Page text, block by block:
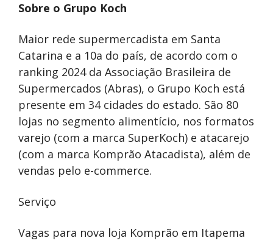
Sobre o Grupo Koch
Maior rede supermercadista em Santa
Catarina e a 10a do país, de acordo com o
ranking 2024 da Associação Brasileira de
Supermercados (Abras), o Grupo Koch está
presente em 34 cidades do estado. São 80
lojas no segmento alimentício, nos formatos
varejo (com a marca SuperKoch) e atacarejo
(com a marca Komprão Atacadista), além de
vendas pelo e-commerce.
Serviço
Vagas para nova loja Komprão em Itapema